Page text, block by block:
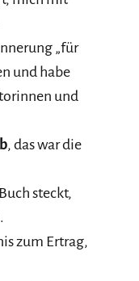
„für
und habe
und
, das war die
steckt,
zum Ertrag,